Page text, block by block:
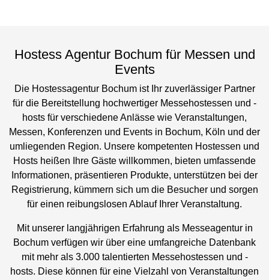
Hostess Agentur Bochum für Messen und
Events
Die Hostessagentur Bochum ist Ihr zuverlässiger Partner
für die Bereitstellung hochwertiger Messehostessen und -
hosts für verschiedene Anlässe wie Veranstaltungen,
Messen, Konferenzen und Events in Bochum, Köln und der
umliegenden Region. Unsere kompetenten Hostessen und
Hosts heißen Ihre Gäste willkommen, bieten umfassende
Informationen, präsentieren Produkte, unterstützen bei der
Registrierung, kümmern sich um die Besucher und sorgen
für einen reibungslosen Ablauf Ihrer Veranstaltung.
Mit unserer langjährigen Erfahrung als Messeagentur in
Bochum verfügen wir über eine umfangreiche Datenbank
mit mehr als 3.000 talentierten Messehostessen und -
hosts. Diese können für eine Vielzahl von Veranstaltungen